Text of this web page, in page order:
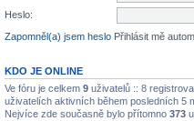
Heslo:
Zapomněl(a) jsem heslo Přihlásit mě
KDO JE ONLINE
Ve fóru je celkem 9 uživatelů :: 8
uživatelích aktivních během posledních 5
Nejvíce zde současně bylo přítomno 373